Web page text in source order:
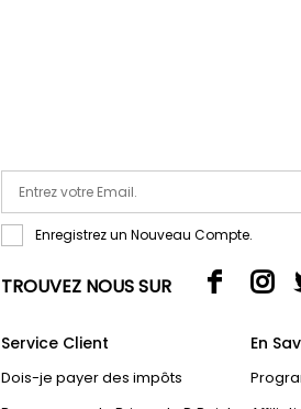
Enregistrez un Nouveau Compte.
TROUVEZ NOUS SUR
Service Client
Dois-je payer des impôts
En